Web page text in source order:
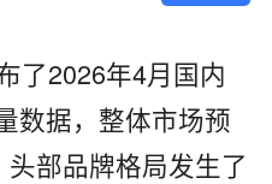
了2026年4月国内
数据，整体市场预
部品牌格局发生了